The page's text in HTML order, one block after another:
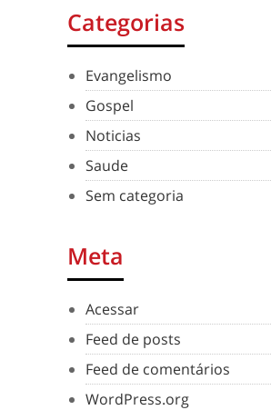
Categorias
Evangelismo
Gospel
Noticias
Saude
Sem categoria
Meta
Acessar
Feed de posts
Feed de comentários
WordPress.org